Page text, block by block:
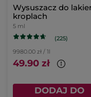
Wysuszacz do
kroplach
5 ml
(225)
9980.00 zł / 1l
49.90 zł
DODAJ DO